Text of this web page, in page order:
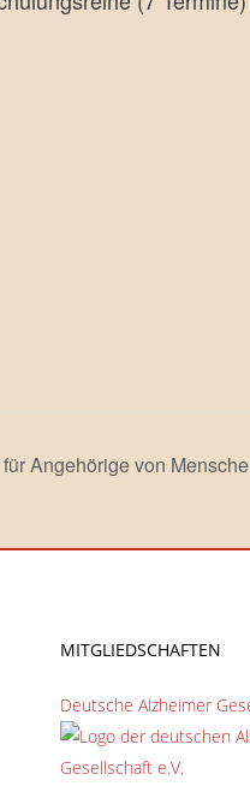
Angehörige von
MITGLIEDSCHAFTEN
Deutsche Alzheimer